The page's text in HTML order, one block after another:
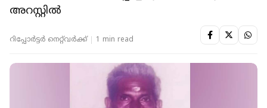
അറസ്റ്റില്‍
റിപ്പോർട്ടർ നെറ്റ്‌വര്‍ക്ക്‌ 1 min read